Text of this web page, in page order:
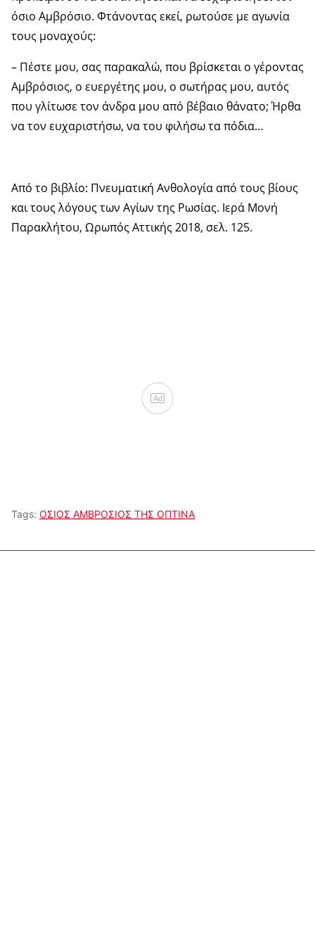
όσιο Αμβρόσιο. Φτάνοντας εκεί, ρωτούσε με αγωνία
τους μοναχούς:
– Πέστε μου, σας παρακαλώ, που βρίσκεται ο γέροντας
Αμβρόσιος, ο ευεργέτης μου, ο σωτήρας μου, αυτός
που γλίτωσε τον άνδρα μου από βέβαιο θάνατο; Ήρθα
να τον ευχαριστήσω, να του φιλήσω τα πόδια…
Από το βιβλίο: Πνευματική Ανθολογία από τους βίους
και τους λόγους των Αγίων της Ρωσίας. Ιερά Μονή
Παρακλήτου, Ωρωπός Αττικής 2018, σελ. 125.
Ad
Tags: ΟΣΙΟΣ ΑΜΒΡΟΣΙΟΣ ΤΗΣ ΟΠΤΙΝΑ